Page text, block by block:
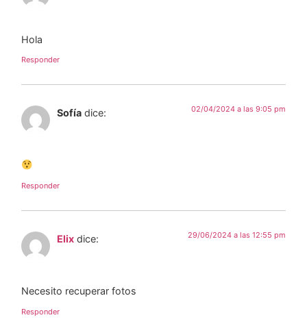
Hola
Responder
Sofía dice: 02/04/2024 a las 9:05 pm
Responder
Elix dice: 29/06/2024 a las 12:55 pm
Necesito recuperar fotos
Responder